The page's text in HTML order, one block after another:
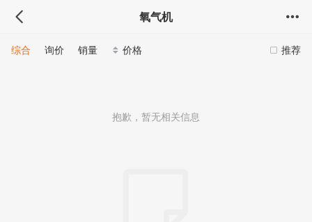
氧气机
推荐
综合 询价 销量 价格
抱歉，暂无相关信息